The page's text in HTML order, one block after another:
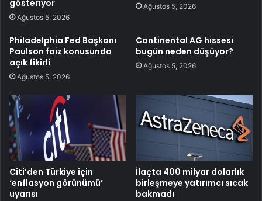
gösteriyor
Ağustos 5, 2026
Ağustos 5, 2026
Philadelphia Fed Başkanı
Paulson faiz konusunda
açık fikirli
Ağustos 5, 2026
Continental AG hissesi
bugün neden düşüyor?
Ağustos 5, 2026
Citi’den Türkiye için
‘enflasyon görünümü’
uyarısı
İlaçta 400 milyar dolarlık
birleşmeye yatırımcı sıcak
bakmadı